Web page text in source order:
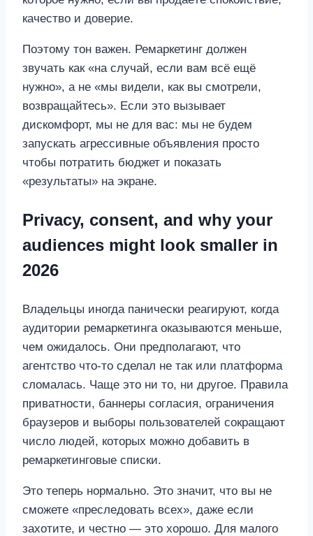
качество и доверие.
Поэтому тон важен. Ремаркетинг должен
звучать как «на случай, если вам всё ещё
нужно», а не «мы видели, как вы смотрели,
возвращайтесь». Если это вызывает
дискомфорт, мы не для вас: мы не будем
запускать агрессивные объявления просто
чтобы потратить бюджет и показать
«результаты» на экране.
Privacy, consent, and why your
audiences might look smaller in
2026
Владельцы иногда панически реагируют, когда
аудитории ремаркетинга оказываются меньше,
чем ожидалось. Они предполагают, что
агентство что-то сделал не так или платформа
сломалась. Чаще это ни то, ни другое. Правила
приватности, баннеры согласия, ограничения
браузеров и выборы пользователей сокращают
число людей, которых можно добавить в
ремаркетинговые списки.
Это теперь нормально. Это значит, что вы не
сможете «преследовать всех», даже если
захотите, и честно — это хорошо. Для малого